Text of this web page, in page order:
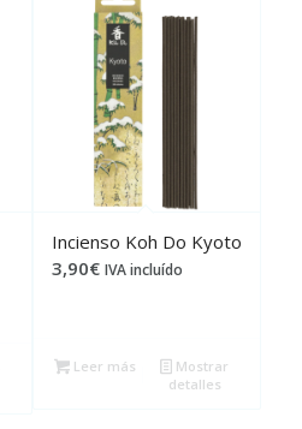
Incienso Koh Do Kyoto
3,90€ IVA incluído
Leer más
Mostrar
detalles